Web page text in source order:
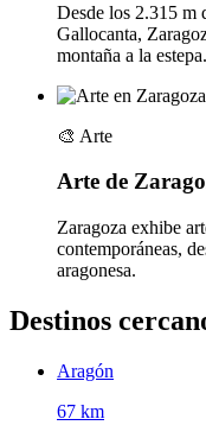
Desde los 2.315 m
Gallocanta,
montaña a la estepa.
🎨 Arte
Arte de
Zaragoza exhibe
contemporáneas,
aragonesa.
Destinos
Aragón
67 km